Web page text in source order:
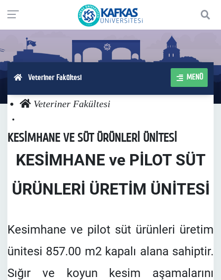
Veteriner Fakültesi MENÜ
Veteriner Fakültesi
KESİMHANE VE SÜT ÜRÜNLERİ ÜNİTESİ
KESİMHANE ve PİLOT SÜT
ÜRÜNLERİ ÜRETİM ÜNİTESİ
Kesimhane ve pilot süt ürünleri üretim
ünitesi 857.00 m2 kapalı alana sahiptir.
Sığır ve koyun kesim aşamalarını